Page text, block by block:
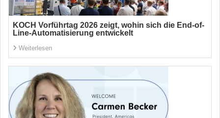
KOCH Vorführtag 2026 zeigt, wohin sich die End-of-
Line-Automatisierung entwickelt
Weiterlesen